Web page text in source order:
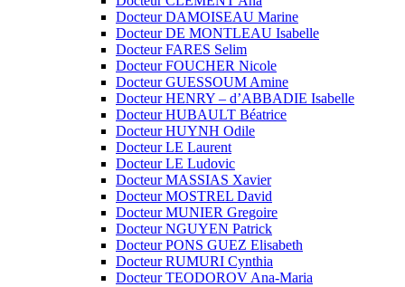
Docteur DAMOISEAU Marine
Docteur DE MONTLEAU Isabelle
Docteur FARES Selim
Docteur FOUCHER Nicole
Docteur GUESSOUM Amine
Docteur HENRY – d’ABBADIE Isabelle
Docteur HUBAULT Béatrice
Docteur HUYNH Odile
Docteur LE Laurent
Docteur LE Ludovic
Docteur MASSIAS Xavier
Docteur MOSTREL David
Docteur MUNIER Gregoire
Docteur NGUYEN Patrick
Docteur PONS GUEZ Elisabeth
Docteur RUMURI Cynthia
Docteur TEODOROV Ana-Maria